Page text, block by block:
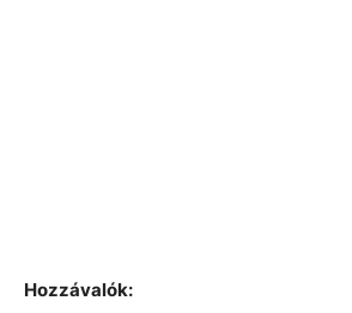
Hozzávalók: